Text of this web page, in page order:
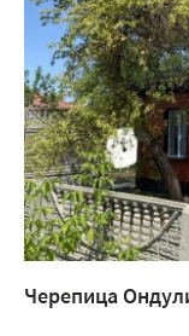
Черепица